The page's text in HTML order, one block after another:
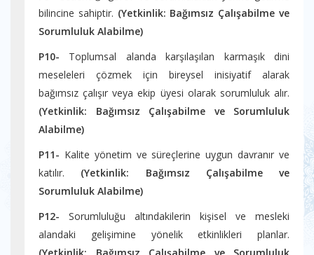
bilincine sahiptir. (Yetkinlik: Bağımsız Çalışabilme ve
Sorumluluk Alabilme)
P10- Toplumsal alanda karşılaşılan karmaşık dini
meseleleri çözmek için bireysel inisiyatif alarak
bağımsız çalışır veya ekip üyesi olarak sorumluluk alır.
(Yetkinlik:
Bağımsız Çalışabilme ve Sorumluluk
Alabilme)
P11- Kalite yönetim ve süreçlerine uygun davranır ve
katılır. (Yetkinlik:
Bağımsız Çalışabilme ve
Sorumluluk Alabilme)
P12- Sorumluluğu altındakilerin kişisel ve mesleki
alandaki gelişimine yönelik etkinlikleri planlar.